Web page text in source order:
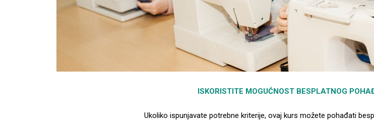
i
ISKORISTITE MOGUĆNOST BESPLATNOG
Ukoliko ispunjavate potrebne kriterije, ovaj kurs možete pohađati